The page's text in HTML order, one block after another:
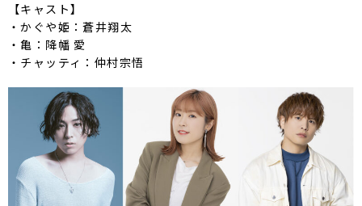
【キャスト】
・かぐや姫：蒼井翔太
・亀：降幡 愛
・チャッティ：仲村宗悟